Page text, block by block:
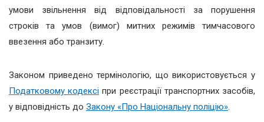
умови звільнення від відповідальності за порушення
строків та умов (вимог) митних режимів тимчасового
ввезення або транзиту.
Законом приведено термінологію, що використовується у
Податковому кодексі при реєстрації транспортних засобів,
у відповідність до Закону «Про Національну поліцію».